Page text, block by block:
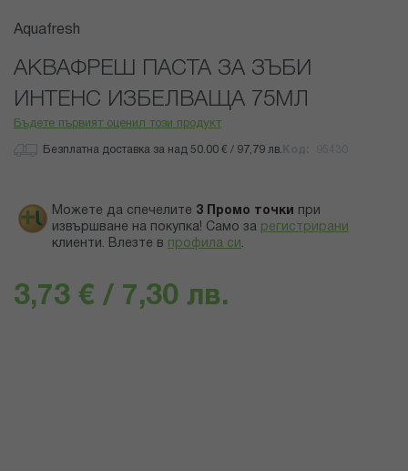
Преминете
началото
галерия
със
Aquafresh
АКВАФРЕШ ПАСТА ЗА ЗЪБИ
ИНТЕНС ИЗБЕЛВАЩА 75МЛ
Бъдете първият оценил този продукт
Безплатна доставка за над 50.00 € / 97,79 лв.
Можете да спечелите 3 Промо точки
при
извършване на покупка! Само за регистрирани
клиенти. Влезте в профила си .
3,73 € / 7,30 лв.